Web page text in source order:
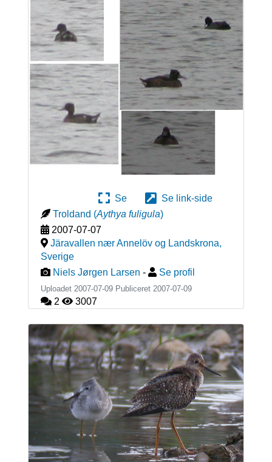
Se
Se link-side
Troldand (Aythya fuligula)
2007-07-07
Järavallen nær Annelöv og Landskrona,
Sverige
Niels Jørgen Larsen - Se profil
Uploadet 2007-07-09 Publiceret 2007-07-09
2 3007